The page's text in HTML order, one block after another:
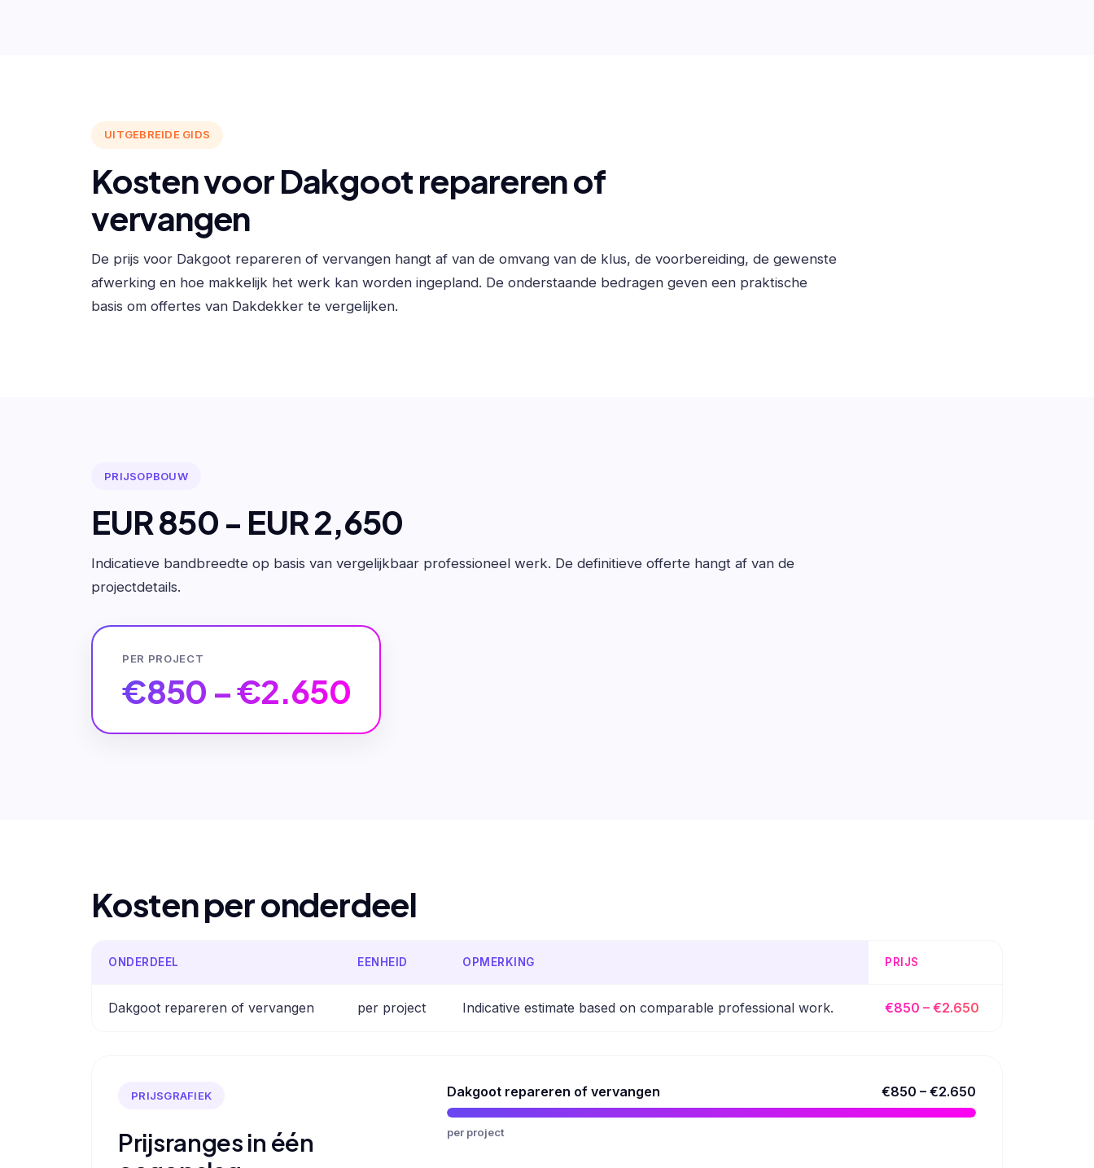
UITGEBREIDE GIDS
Kosten voor Dakgoot repareren of
vervangen
De prijs voor Dakgoot repareren of vervangen hangt af van de omvang van de klus, de voorbereiding, de gewenste
afwerking en hoe makkelijk het werk kan worden ingepland. De onderstaande bedragen geven een praktische
basis om offertes van Dakdekker te vergelijken.
PRIJSOPBOUW
EUR 850 - EUR 2,650
Indicatieve bandbreedte op basis van vergelijkbaar professioneel werk. De definitieve offerte hangt af van de
projectdetails.
PER PROJECT
€850 – €2.650
Kosten per onderdeel
ONDERDEEL EENHEID OPMERKING PRIJS
Dakgoot repareren of vervangen per project Indicative estimate based on comparable professional work. €850 – €2.650
PRIJSGRAFIEK
Prijsranges in één
Dakgoot repareren of vervangen €850 – €2.650
per project